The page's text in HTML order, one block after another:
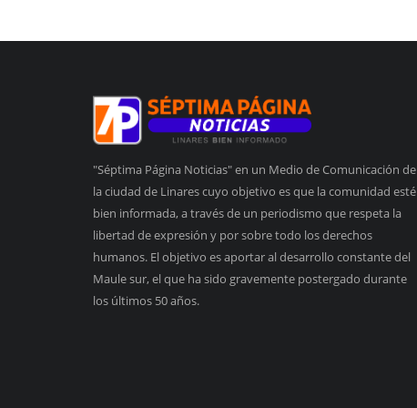
"Séptima Página Noticias" en un Medio de Comunicación de
la ciudad de Linares cuyo objetivo es que la comunidad esté
bien informada, a través de un periodismo que respeta la
libertad de expresión y por sobre todo los derechos
humanos. El objetivo es aportar al desarrollo constante del
Maule sur, el que ha sido gravemente postergado durante
los últimos 50 años.